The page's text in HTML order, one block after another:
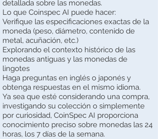
detallada sobre las monedas.
Lo que Coinspec AI puede hacer:
Verifique las especificaciones exactas de la
moneda (peso, diámetro, contenido de
metal, acuñación, etc.)
Explorando el contexto histórico de las
monedas antiguas y las monedas de
lingotes
Haga preguntas en inglés o japonés y
obtenga respuestas en el mismo idioma.
Ya sea que esté considerando una compra,
investigando su colección o simplemente
por curiosidad, CoinSpec AI proporciona
conocimiento preciso sobre monedas las 24
horas, los 7 días de la semana.